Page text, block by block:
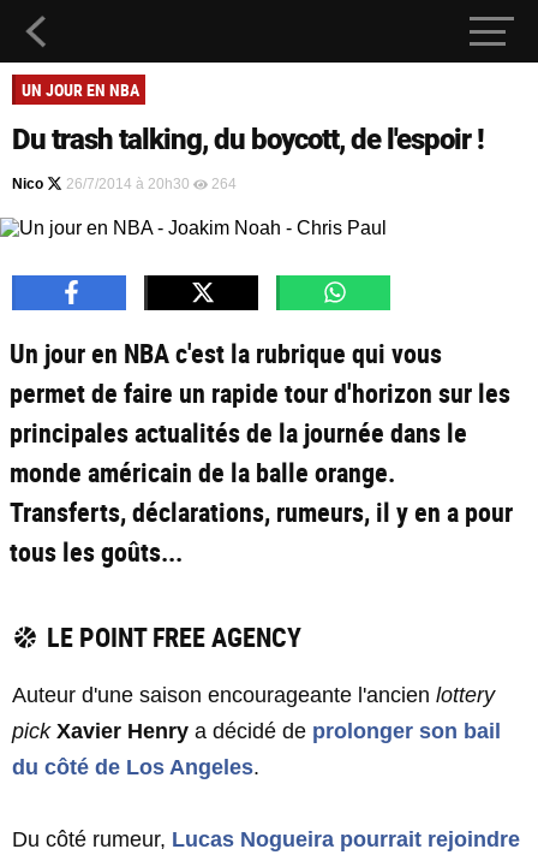
UN JOUR EN NBA
Du trash talking, du boycott, de l'espoir !
Nico 26/7/2014 à 20h30 264
Un jour en NBA c'est la rubrique qui vous
permet de faire un rapide tour d'horizon sur les
principales actualités de la journée dans le
monde américain de la balle orange.
Transferts, déclarations, rumeurs, il y en a pour
tous les goûts...
LE POINT FREE AGENCY ​
Auteur d'une saison encourageante l'ancien lottery
pick Xavier Henry a décidé de prolonger son bail
du côté de Los Angeles.
Du côté rumeur, Lucas Nogueira pourrait rejoindre